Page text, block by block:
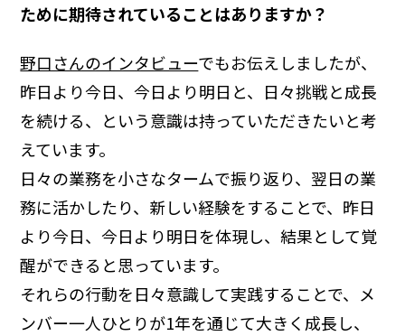
ために期待されていることはありますか？
野口さんのインタビューでもお伝えしましたが、
昨日より今日、今日より明日と、日々挑戦と成長
を続ける、という意識は持っていただきたいと考
えています。
日々の業務を小さなタームで振り返り、翌日の業
務に活かしたり、新しい経験をすることで、昨日
より今日、今日より明日を体現し、結果として覚
醒ができると思っています。
それらの行動を日々意識して実践することで、メ
ンバー一人ひとりが1年を通じて大きく成長し、